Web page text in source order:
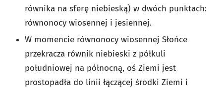
równika na sferę niebieską) w dwóch punktach:
równonocy wiosennej i jesiennej.
W momencie równonocy wiosennej Słońce
przekracza równik niebieski z półkuli
południowej na północną, oś Ziemi jest
prostopadła do linii łączącej środki Ziemi i